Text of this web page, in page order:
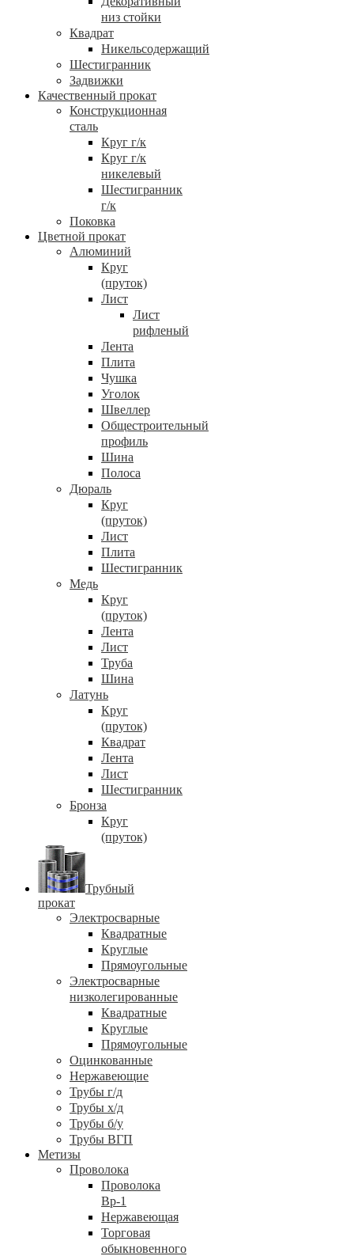
низ стойки
Квадрат
Никельсодержащий
Шестигранник
Задвижки
Качественный прокат
Конструкционная
сталь
Круг г/к
Круг г/к
никелевый
Шестигранник
г/к
Поковка
Цветной прокат
Алюминий
Круг
(пруток)
Лист
Лист
рифленый
Лента
Плита
Чушка
Уголок
Швеллер
Общестроительный
профиль
Шина
Полоса
Дюраль
Круг
(пруток)
Лист
Плита
Шестигранник
Медь
Круг
(пруток)
Лента
Лист
Труба
Шина
Латунь
Круг
(пруток)
Квадрат
Лента
Лист
Шестигранник
Бронза
Круг
(пруток)
Трубный
прокат
Электросварные
Квадратные
Круглые
Прямоугольные
Электросварные
низколегированные
Квадратные
Круглые
Прямоугольные
Оцинкованные
Нержавеющие
Трубы г/д
Трубы х/д
Трубы б/у
Трубы ВГП
Метизы
Проволока
Проволока
Вр-1
Нержавеющая
Торговая
обыкновенного